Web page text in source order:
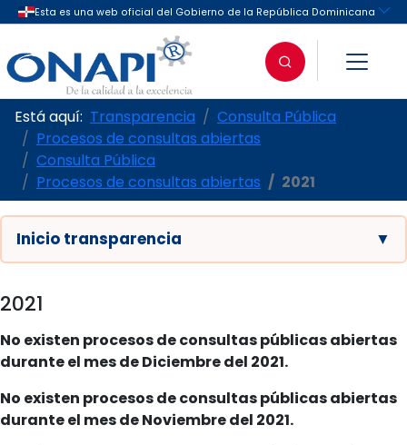
Está aquí: Transparencia
Consulta Pública
Procesos de consultas abiertas
Consulta Pública
Procesos de consultas abiertas
2021
Inicio transparencia ▼
2021
No existen procesos de consultas públicas abiertas
durante el mes de Diciembre del 2021.
No existen procesos de consultas públicas abiertas
durante el mes de Noviembre del 2021.